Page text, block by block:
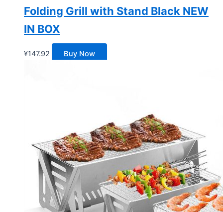
Folding Grill with Stand Black NEW
IN BOX
¥147.92 Buy Now